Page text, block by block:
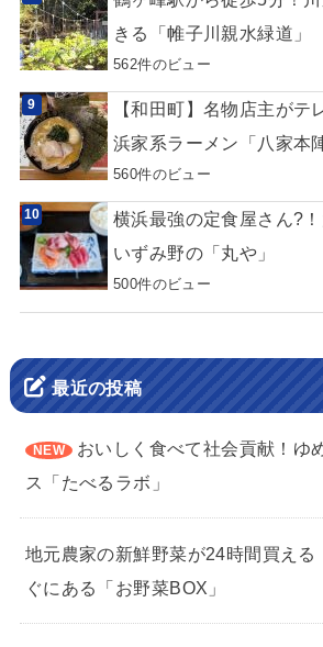
きる「帷子川親水緑道」
562件のビュー
【和田町】名物店主がテ
浜家系ラーメン「八家本
560件のビュー
横浜最強の定食屋さん?
いずみ野の「丸や」
500件のビュー
最近の投稿
おいしく食べて社会貢献！ゆ
ス「たべるラボ」
地元農家の新鮮野菜が24時間買える
ぐにある「お野菜BOX」